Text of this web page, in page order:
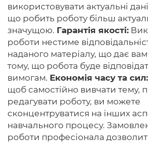
використовувати актуальні
що робить роботу більш
значущою. Гарантія якості:
роботи нестиме
наданого матеріалу, що дає вам
тому, що робота буде
вимогам. Економія часу та сил:
щоб самостійно вивчати тему,
редагувати роботу, ви можете
сконцентруватися на інших
навчального процесу.
роботи професіонала